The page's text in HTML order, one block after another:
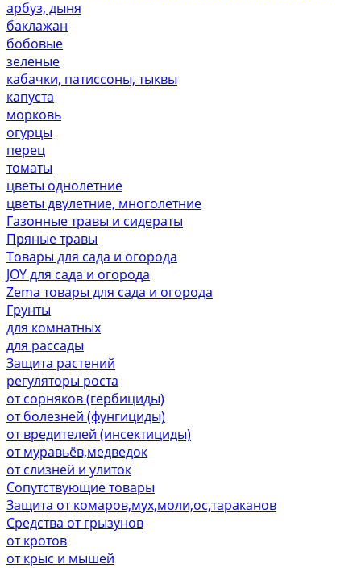
арбуз, дыня
баклажан
бобовые
зеленые
кабачки, патиссоны, тыквы
капуста
морковь
огурцы
перец
томаты
цветы однолетние
цветы двулетние, многолетние
Газонные травы и сидераты
Пряные травы
Товары для сада и огорода
JOY для сада и огорода
Zema товары для сада и огорода
Грунты
для комнатных
для рассады
Защита растений
регуляторы роста
от сорняков (гербициды)
от болезней (фунгициды)
от вредителей (инсектициды)
от муравьёв,медведок
от слизней и улиток
Сопутствующие товары
Защита от комаров,мух,моли,ос,тараканов
Средства от грызунов
от кротов
от крыс и мышей